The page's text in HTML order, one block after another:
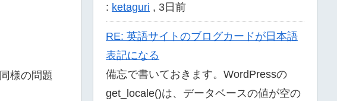
同様の問題
: ketaguri , 3日前
RE: 英語サイトのブログカードが日本語
表記になる
備忘で書いておきます。WordPressの
get_locale()は、データベースの値が空の